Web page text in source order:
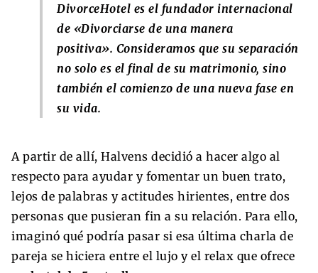
DivorceHotel es el fundador internacional
de «Divorciarse de una manera
positiva». Consideramos que su separación
no solo es el final de su matrimonio, sino
también el comienzo de una nueva fase en
su vida.
A partir de allí, Halvens decidió a hacer algo al
respecto para ayudar y fomentar un buen trato,
lejos de palabras y actitudes hirientes, entre dos
personas que pusieran fin a su relación. Para ello,
imaginó qué podría pasar si esa última charla de
pareja se hiciera entre el lujo y el relax que ofrece